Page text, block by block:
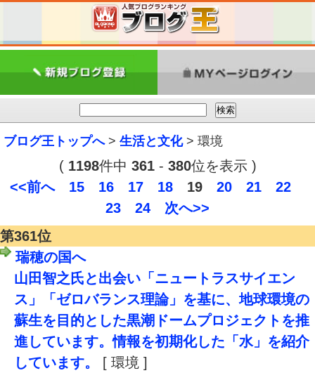
ブログ王トップへ> 生活と文化> 環境
( 1198件中 361- 380位を表示 )
<<前へ
15 16 17 18 19 20 21
22
23
24
次へ>>
第361位
瑞穂の国へ
山田智之氏と出会い「ニュートラスサイエン
ス」「ゼロバランス理論」を基に、地球環境の
蘇生を目的とした黒潮ドームプロジェクトを推
進しています。情報を初期化した「水」を紹介
しています。
[ 環境 ]